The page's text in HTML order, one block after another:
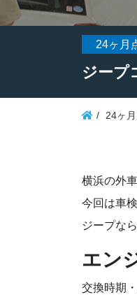
24ヶ月
ジープ
24ヶ
横浜の外
今回は車
ジープな
エン
交換時期